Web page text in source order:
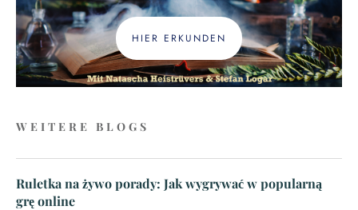
HIER ERKUNDEN
WEITERE BLOGS
Ruletka na żywo porady: Jak wygrywać w popularną
grę online